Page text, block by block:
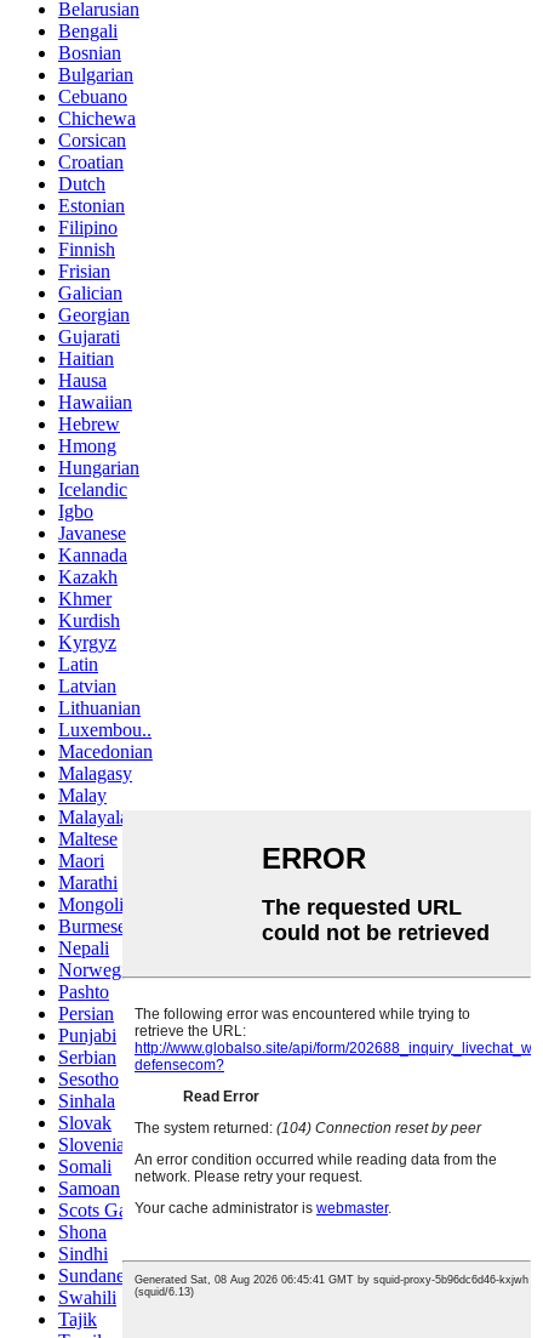
Belarusian
Bengali
Bosnian
Bulgarian
Cebuano
Chichewa
Corsican
Croatian
Dutch
Estonian
Filipino
Finnish
Frisian
Galician
Georgian
Gujarati
Haitian
Hausa
Hawaiian
Hebrew
Hmong
Hungarian
Icelandic
Igbo
Javanese
Kannada
Kazakh
Khmer
Kurdish
Kyrgyz
Latin
Latvian
Lithuanian
Luxembou..
Macedonian
Malagasy
Malay
Malayalam
Maltese
Maori
Marathi
Mongolian
Burmese
Nepali
Norwegian
Pashto
Persian
Punjabi
Serbian
Sesotho
Sinhala
Slovak
Slovenian
Somali
Samoan
Scots Gaelic
Shona
Sindhi
Sundanese
Swahili
Tajik